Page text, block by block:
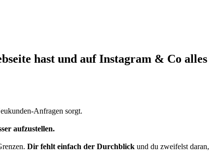
hast und auf Instagram & Co alles
Anfragen sorgt.
aufzustellen.
Dir fehlt einfach der Durchblick und du zweifelst daran,